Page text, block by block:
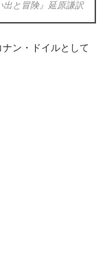
出と冒険』延原謙訳
ン・ドイルとして